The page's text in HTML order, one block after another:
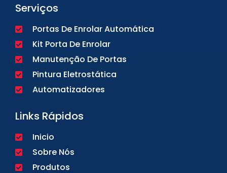
Serviços
Portas De Enrolar Automática
Kit Porta De Enrolar
Manutenção De Portas
Pintura Eletrostática
Automatizadores
Links Rápidos
Inicio
Sobre Nós
Produtos